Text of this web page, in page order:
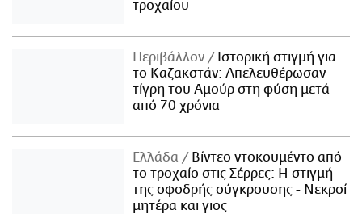
τροχαίου
Περιβάλλον
Ιστορική στιγμή για
το Καζακστάν: Απελευθέρωσαν
τίγρη του Αμούρ στη φύση μετά
από 70 χρόνια
Ελλάδα
Βίντεο ντοκουμέντο από
το τροχαίο στις Σέρρες: Η στιγμή
της σφοδρής σύγκρουσης - Νεκροί
μητέρα και γιος